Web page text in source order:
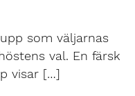
som väljarnas
val. En färsk
visar […]